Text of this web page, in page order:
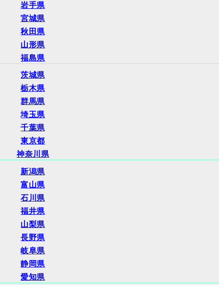
岩手県
宮城県
秋田県
山形県
福島県
茨城県
栃木県
群馬県
埼玉県
千葉県
東京都
神奈川県
新潟県
富山県
石川県
福井県
山梨県
長野県
岐阜県
静岡県
愛知県